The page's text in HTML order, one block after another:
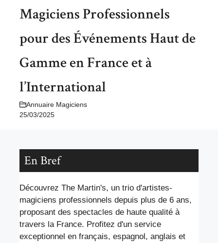
Magiciens Professionnels
pour des Événements Haut de
Gamme en France et à
l’International
Annuaire Magiciens
25/03/2025
En Bref
Découvrez The Martin's, un trio d'artistes-
magiciens professionnels depuis plus de 6 ans,
proposant des spectacles de haute qualité à
travers la France. Profitez d'un service
exceptionnel en français, espagnol, anglais et